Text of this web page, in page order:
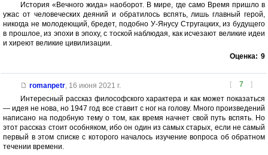
История «Вечного жида» наоборот. В мире, где само Время пришло в
ужас от человеческих деяний и обратилось вспять, лишь главный герой,
никогда не молодеющий, бредет, подобно У-Янусу Стругацких, из будущего
в прошлое, из эпохи в эпоху, с тоской наблюдая, как исчезают великие идеи
и хиреют великие цивилизации.
Оценка: 9
[ 7 ]
romanpetr, 16 июня 2021 г.
Интересный рассказ философского характера и как может показаться
— идея не нова, но 1947 год все ставит с ног на голову. Много произведений
написано на подобную тему о том, как время начнет свой путь вспять. Но
этот рассказ стоит особняком, ибо он один из самых старых, если не самый
первый в этом списке с которого началось изучение вопроса об обратном
течении времени.